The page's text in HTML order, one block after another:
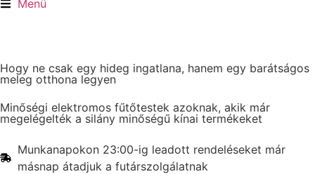
Menü
Hogy ne csak egy hideg ingatlana, hanem egy barátságos
meleg otthona legyen
Minőségi elektromos fűtőtestek azoknak, akik már
megelégelték a silány minőségű kínai termékeket
Munkanapokon 23:00-ig leadott rendeléseket már
másnap átadjuk a futárszolgálatnak